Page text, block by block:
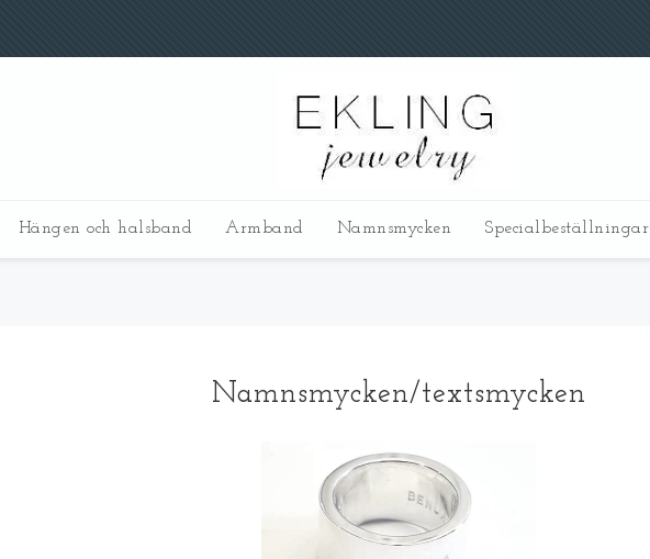
Hängen och halsband Armband Namnsmycken Specialbeställningar
Namnsmycken/textsmycken